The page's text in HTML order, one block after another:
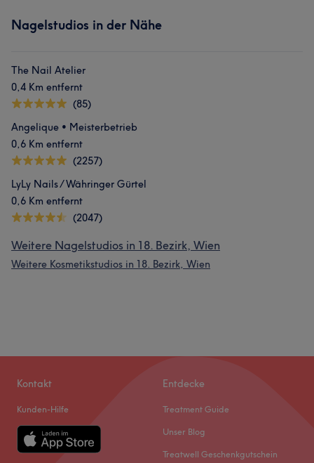
Nagelstudios in der Nähe
The Nail Atelier
0,4 Km entfernt
(85)
Angelique • Meisterbetrieb
0,6 Km entfernt
(2257)
LyLy Nails / Währinger Gürtel
0,6 Km entfernt
(2047)
Weitere Nagelstudios in 18. Bezirk, Wien
Weitere Kosmetikstudios in 18. Bezirk, Wien
Kontakt
Kunden-Hilfe
Entdecke
Treatment Guide
Unser Blog
Treatwell Geschenkgutschein